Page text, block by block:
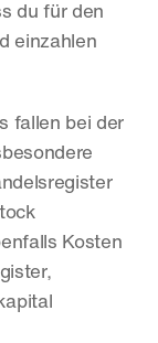
du für den
einzahlen
fallen bei der
Kosten